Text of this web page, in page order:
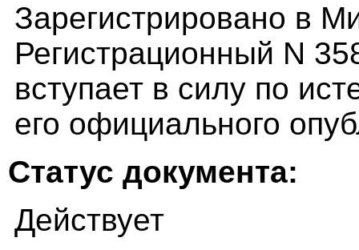
Зарегистрировано в
Регистрационный N
вступает в силу по
его официального
Статус документа:
Действует